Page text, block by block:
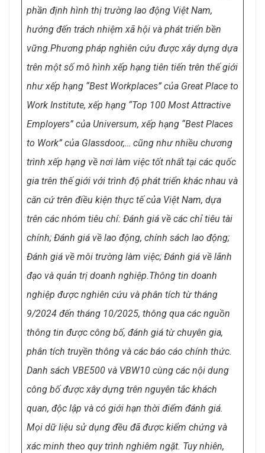
phần định hình thị trường lao động Việt Nam,
hướng đến trách nhiệm xã hội và phát triển bền
vững.Phương pháp nghiên cứu được xây dựng dựa
trên một số mô hình xếp hạng tiên tiến trên thế giới
như xếp hạng “Best Workplaces” của Great Place to
Work Institute, xếp hạng “Top 100 Most Attractive
Employers” của Universum, xếp hạng “Best Places
to Work” của Glassdoor,… cũng như nhiều chương
trình xếp hạng về nơi làm việc tốt nhất tại các quốc
gia trên thế giới với trình độ phát triển khác nhau và
căn cứ trên điều kiện thực tế của Việt Nam, dựa
trên các nhóm tiêu chí: Đánh giá về các chỉ tiêu tài
chính; Đánh giá về lao động, chính sách lao động;
Đánh giá về môi trường làm việc; Đánh giá về lãnh
đạo và quản trị doanh nghiệp.Thông tin doanh
nghiệp được nghiên cứu và phân tích từ tháng
9/2024 đến tháng 10/2025, thông qua các nguồn
thông tin được công bố, đánh giá từ chuyên gia,
phân tích truyền thông và các báo cáo chính thức.
Danh sách VBE500 và VBW10 cùng các nội dung
công bố được xây dựng trên nguyên tắc khách
quan, độc lập và có giới hạn thời điểm đánh giá.
Mọi dữ liệu sử dụng đều đã được kiểm chứng và
xác minh theo quy trình nghiêm ngặt. Tuy nhiên,